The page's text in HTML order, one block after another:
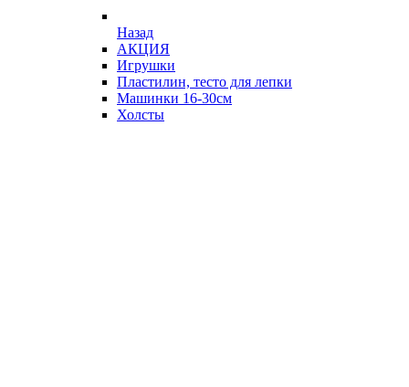
Назад
АКЦИЯ
Игрушки
Пластилин, тесто для лепки
Машинки 16-30см
Холсты